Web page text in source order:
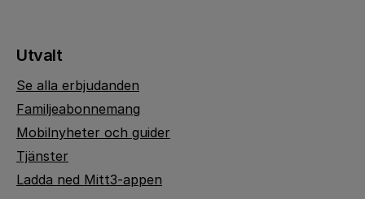
Utvalt
Se alla erbjudanden
Familjeabonnemang
Mobilnyheter och guider
Tjänster
Ladda ned Mitt3-appen